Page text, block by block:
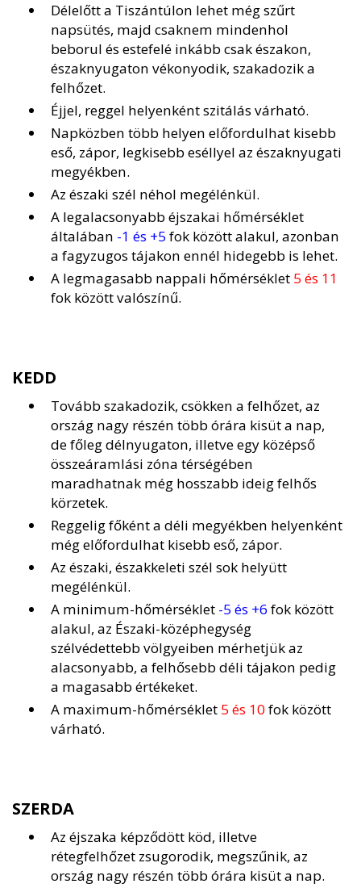
Délelőtt a Tiszántúlon lehet még szűrt
napsütés, majd csaknem mindenhol
beborul és estefelé inkább csak északon,
északnyugaton vékonyodik, szakadozik a
felhőzet.
Éjjel, reggel helyenként szitálás várható.
Napközben több helyen előfordulhat kisebb
eső, zápor, legkisebb eséllyel az északnyugati
megyékben.
Az északi szél néhol megélénkül.
A legalacsonyabb éjszakai hőmérséklet
általában -1 és +5 fok között alakul, azonban
a fagyzugos tájakon ennél hidegebb is lehet.
A legmagasabb nappali hőmérséklet 5 és 11
fok között valószínű.
KEDD
Tovább szakadozik, csökken a felhőzet, az
ország nagy részén több órára kisüt a nap,
de főleg délnyugaton, illetve egy középső
összeáramlási zóna térségében
maradhatnak még hosszabb ideig felhős
körzetek.
Reggelig főként a déli megyékben helyenként
még előfordulhat kisebb eső, zápor.
Az északi, északkeleti szél sok helyütt
megélénkül.
A minimum-hőmérséklet -5 és +6 fok között
alakul, az Északi-középhegység
szélvédettebb völgyeiben mérhetjük az
alacsonyabb, a felhősebb déli tájakon pedig
a magasabb értékeket.
A maximum-hőmérséklet 5 és 10fok között
várható.
SZERDA
Az éjszaka képződött köd, illetve
rétegfelhőzet zsugorodik, megszűnik, az
ország nagy részén több órára kisüt a nap.